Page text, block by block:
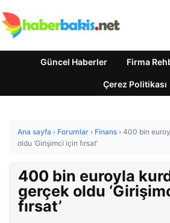
Güncel Haberler Firma
Çerez Politikası
Ana sayfa › Forumlar › Finans › 400 bin
oldu ‘Girişimci için fırsat’
400 bin euroyla
gerçek oldu
fırsat’